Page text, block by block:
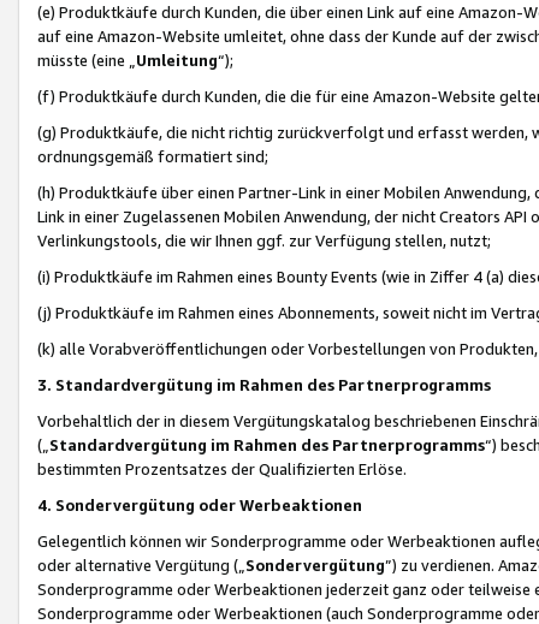
(e) Produktkäufe durch Kunden, die über einen Link auf eine
auf eine Amazon-Website umleitet, ohne dass der Kunde auf der
müsste (eine „ Umleitung“);
(f) Produktkäufe durch Kunden, die die für eine Amazon-Website
(g) Produktkäufe, die nicht richtig zurückverfolgt und erfasst werden,
ordnungsgemäß formatiert sind;
(h) Produktkäufe über einen Partner-Link in einer Mobilen
Link in einer Zugelassenen Mobilen Anwendung, der nicht Creators
Verlinkungstools, die wir Ihnen ggf. zur Verfügung stellen, nutzt;
(i) Produktkäufe im Rahmen eines Bounty Events (wie in Ziffer 4 (a)
(j) Produktkäufe im Rahmen eines Abonnements, soweit nicht im
(k) alle Vorabveröffentlichungen oder Vorbestellungen von
3. Standardvergütung im Rahmen des Partnerprogramms
Vorbehaltlich der in diesem Vergütungskatalog beschriebenen
(„ Standardvergütung im Rahmen des Partnerprogramms“)
bestimmten Prozentsatzes der Qualifizierten Erlöse.
4. Sondervergütung oder Werbeaktionen
Gelegentlich können wir Sonderprogramme oder Werbeaktionen
oder alternative Vergütung („ Sondervergütung”) zu verdienen.
Sonderprogramme oder Werbeaktionen jederzeit ganz oder
Sonderprogramme oder Werbeaktionen (auch Sonderprogramme